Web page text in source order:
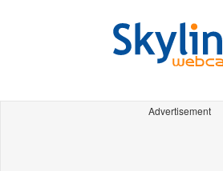
Advertisement